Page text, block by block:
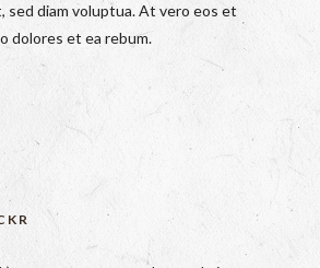
sed diam voluptua. At vero eos et
dolores et ea rebum.